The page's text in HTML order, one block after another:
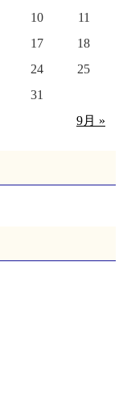
9月 »
10
11
17
18
24
25
31